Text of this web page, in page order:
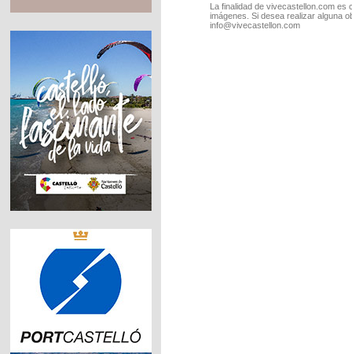
La finalidad de vivecastellon.com
imágenes. Si desea realizar alguna
info@vivecastellon.com